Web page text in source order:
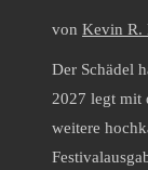
von Kevin R.
Der Schädel
2027 legt mit
weitere